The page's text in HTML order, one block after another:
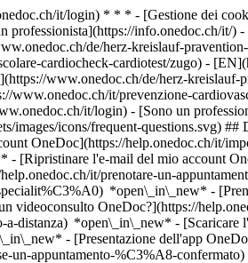
it/login) * * * - [Gestione dei
info.onedoc.ch/it/)
de/herz-kreislauf-
cardiocheck-cardiotest/zugo) -
www.onedoc.ch/de/herz-kreislauf-
it/prevenzione-
it/login) - [Sono un
images/icons/frequent-questions.svg)
OneDoc](https://help.onedoc.ch/it/
[Ripristinare l'e-mail del mio account
it/prenotare-un-
*open\_in\_new* -
videoconsulto OneDoc?](https://
a-distanza) *open\_in\_new* - [Scaricare
- [Presentazione dell'app
addominale/zugo), [Esame di idoneità alla guida LIVELLO 1](https://www.onedoc.ch/it/esame-di-idoneita-alla-guida-livello-1/zugo), [Esame di idoneità alla guida LIVELLO 2](https://www.onedoc.ch/it/esame-di-idoneita-alla-guida-livello-2/zugo), [Consigli di viaggio](https://www.onedoc.ch/it/consigli-di-viaggio/zugo), [Holter](https://www.onedoc.ch/it/holter/zugo), [Controllo annuale](https://www.onedoc.ch/it/controllo-annuale/zugo), [Asma](https://www.onedoc.ch/it/asma/zugo), [Broncopneumopatia cronica ostruttiva (BPCO)](https://www.onedoc.ch/it/broncopneumopatia-cronica-ostruttiva-bpco/zugo), [Consigli per la vaccinazione](https://www.onedoc.ch/it/consigli-per-la-vaccinazione/zugo)Vedi di più [![Zug Apotheke, farmacia a Zugo](https://assets.onedoc.ch/images/entities/4ac11a1a337c887b5b92764bf6959942f5f2f476dbb14ea2b6c4306b728193fd-small.png "Zug Apotheke, farmacia a Zugo")](https://www.onedoc.ch/it/farmacia/zugo/ebauq/zug-apotheke) ### [Zug Apotheke](https://www.onedoc.ch/it/farmacia/zugo/ebauq/zug-apotheke) ![Badge che indica un profilo verificato](https://www.onedoc.ch/assets/images/icons/checkmark.svg) Farmacia Bahnhofplatz 6300 Zugo ![Icona paziente con segno più che indica che il professionista accetta nuovi pazienti](https://www.onedoc.ch/assets/images/icons/new-patients.svg)Accetta nuovi pazienti [Prenota un appuntamento](https://www.onedoc.ch/it/farmacia/zugo/ebauq/zug-apotheke) *chevron\_left* lun 03 ago *chevron\_right* Vedi più appuntamenti *error\_outline* Si è verificato un errore durante il caricamento della disponibilità [Riprova](https://www.onedoc.ch) [![Prof. Dr. med. Jürgen Frielingsdorf Bahnhofplatz, cardiologo a Zugo](https://assets.onedoc.ch/images/users/603b9df6990e5bda63dccfaa1bfeeabc6f76ddff7b2b63cbb347800d71834e02-small.jpg "Prof. Dr. med. Jürgen Frielingsdorf Bahnhofplatz, cardiologo a Zugo")](https://www.onedoc.ch/it/cardiologo/zugo/pcsez/prof-dr-med-jurgen-frielingsdorf-bahnhofplatz) ### [Prof. Dr. med. Jürgen Frielingsdorf Bahnhofplatz](https://www.onedoc.ch/it/cardiologo/zugo/pcsez/prof-dr-med-jurgen-frielingsdorf-bahnhofplatz) ![Badge che